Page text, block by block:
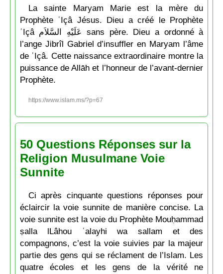
La sainte Maryam Marie est la mère du
Prophète ʿIçâ Jésus. Dieu a créé le Prophète
ʿIçâ عَلَيْهِ السَّلاَم sans père. Dieu a ordonné à
l’ange Jibrîl Gabriel d’insuffler en Maryam l’âme
de ʿIçâ. Cette naissance extraordinaire montre la
puissance de Allāh et l’honneur de l’avant-dernier
Prophète.
https://www.islam.ms/?p=67
50 Questions Réponses sur la
Religion Musulmane Voie
Sunnite
Ci après cinquante questions réponses pour
éclaircir la voie sunnite de manière concise. La
voie sunnite est la voie du Prophète Mouḥammad
ṣalla lLâhou ʿalayhi wa sallam et des
compagnons, c’est la voie suivies par la majeur
partie des gens qui se réclament de l’Islam. Les
quatre écoles et les gens de la vérité ne